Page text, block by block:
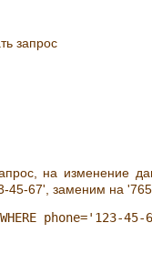
запрос
на изменение
45-67', заменим на